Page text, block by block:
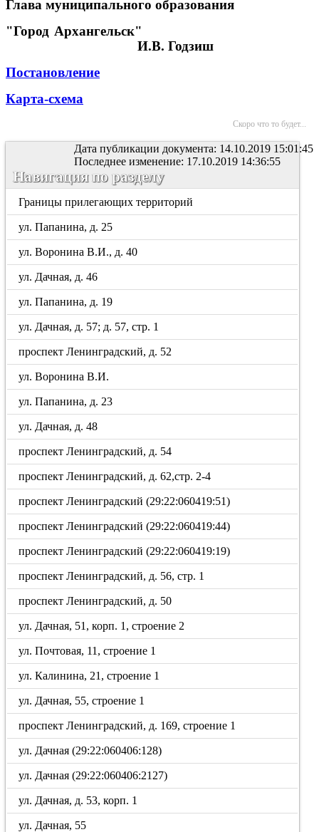
Глава муниципального образования
"Город Архангельск"
И.В. Годзиш
Постановление
Карта-схема
Скоро что то будет...
Дата публикации документа: 14.10.2019 15:01:45
Последнее изменение: 17.10.2019 14:36:55
Навигация по разделу
Границы прилегающих территорий
ул. Папанина, д. 25
ул. Воронина В.И., д. 40
ул. Дачная, д. 46
ул. Папанина, д. 19
ул. Дачная, д. 57; д. 57, стр. 1
проспект Ленинградский, д. 52
ул. Воронина В.И.
ул. Папанина, д. 23
ул. Дачная, д. 48
проспект Ленинградский, д. 54
проспект Ленинградский, д. 62,стр. 2-4
проспект Ленинградский (29:22:060419:51)
проспект Ленинградский (29:22:060419:44)
проспект Ленинградский (29:22:060419:19)
проспект Ленинградский, д. 56, стр. 1
проспект Ленинградский, д. 50
ул. Дачная, 51, корп. 1, строение 2
ул. Почтовая, 11, строение 1
ул. Калинина, 21, строение 1
ул. Дачная, 55, строение 1
проспект Ленинградский, д. 169, строение 1
ул. Дачная (29:22:060406:128)
ул. Дачная (29:22:060406:2127)
ул. Дачная, д. 53, корп. 1
ул. Дачная, 55